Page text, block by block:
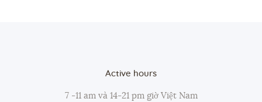
Active hours
7 -11 am và 14-21 pm giờ Việt Nam